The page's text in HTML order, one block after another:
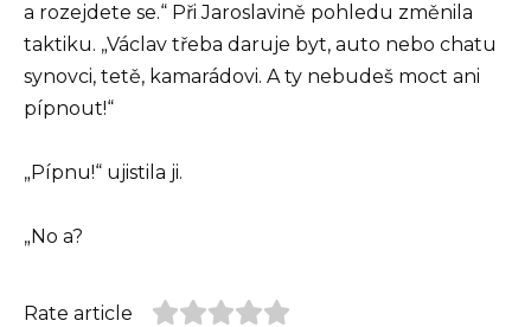
a rozejdete se.“ Při Jaroslavině pohledu změnila
taktiku. „Václav třeba daruje byt, auto nebo chatu
synovci, tetě, kamarádovi. A ty nebudeš moct ani
pípnout!“
„Pípnu!“ ujistila ji.
„No a?
Rate article